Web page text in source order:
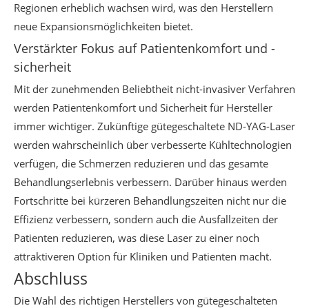
Regionen erheblich wachsen wird, was den Herstellern
neue Expansionsmöglichkeiten bietet.
Verstärkter Fokus auf Patientenkomfort und -
sicherheit
Mit der zunehmenden Beliebtheit nicht-invasiver Verfahren
werden Patientenkomfort und Sicherheit für Hersteller
immer wichtiger. Zukünftige gütegeschaltete ND-YAG-Laser
werden wahrscheinlich über verbesserte Kühltechnologien
verfügen, die Schmerzen reduzieren und das gesamte
Behandlungserlebnis verbessern. Darüber hinaus werden
Fortschritte bei kürzeren Behandlungszeiten nicht nur die
Effizienz verbessern, sondern auch die Ausfallzeiten der
Patienten reduzieren, was diese Laser zu einer noch
attraktiveren Option für Kliniken und Patienten macht.
Abschluss
Die Wahl des richtigen Herstellers von gütegeschalteten